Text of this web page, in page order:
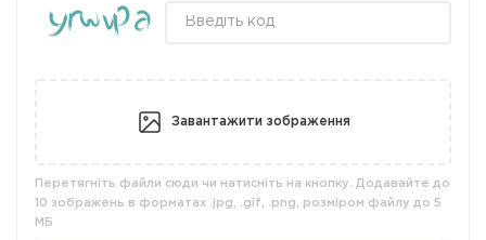
Завантажити зображення
Перетягніть файли сюди чи натисніть на кнопку. Додавайте до
10 зображень в форматах .jpg, .gif, .png, розміром файлу до 5
МБ